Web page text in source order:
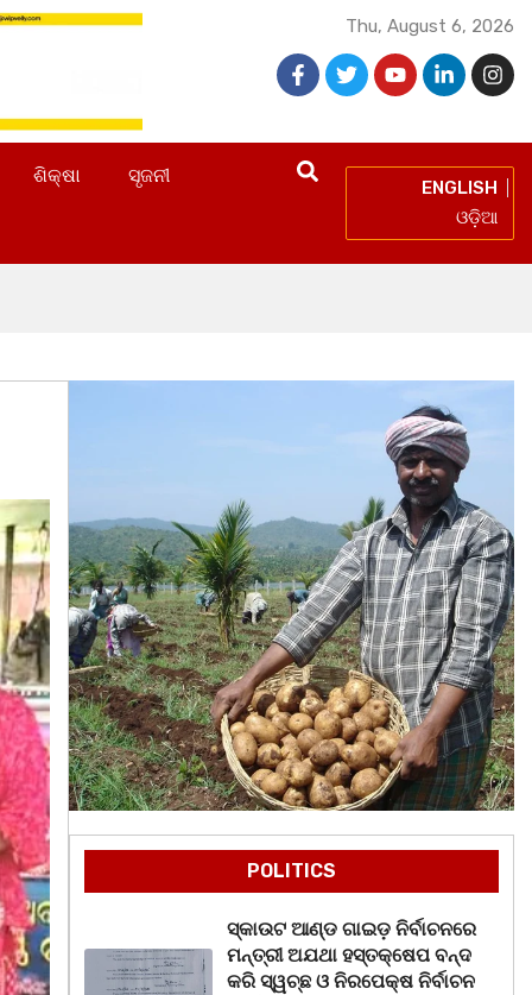
Thu, August 6, 2026
ଶିକ୍ଷା ସୃଜନୀ
ENGLISH
ଓଡ଼ିଆ
POLITICS
ସ୍କାଉଟ ଆଣ୍ଡ ଗାଇଡ଼ ନିର୍ବାଚନରେ
ମନ୍ତ୍ରୀ ଅଯଥା ହସ୍ତକ୍ଷେପ ବନ୍ଦ
କରି ସ୍ୱଚ୍ଛ ଓ ନିରପେକ୍ଷ ନିର୍ବାଚନ